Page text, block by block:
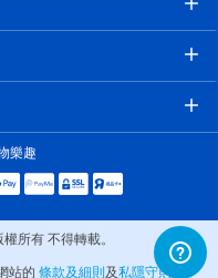
樂趣
所有 不得轉載。
站的 條款及細則及私隱守則